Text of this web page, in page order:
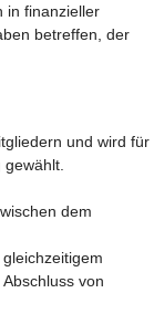
in finanzieller
betreffen, der
und wird für
dem
von